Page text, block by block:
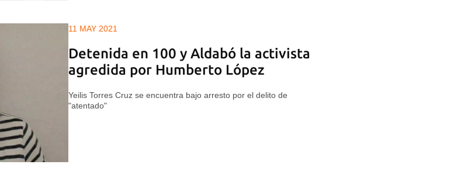
11 MAY 2021
Detenida en 100 y Aldabó la activista
agredida por Humberto López
Yeilis Torres Cruz se encuentra bajo arresto por el delito de
"atentado"